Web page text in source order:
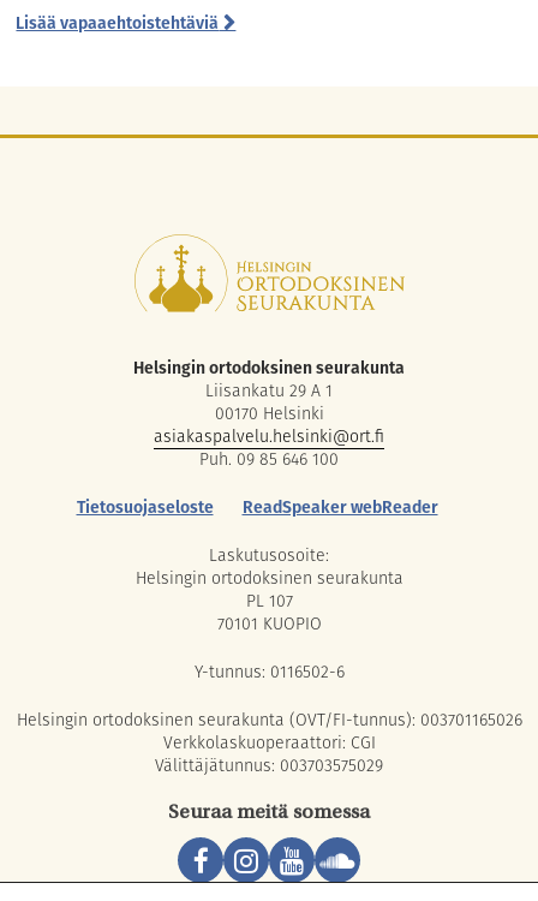
Lisää vapaaehtoistehtäviä
Helsingin ortodoksinen seurakunta
Liisankatu 29 A 1
00170 Helsinki
asiakaspalvelu.helsinki@ort.fi
Puh. 09 85 646 100
Tietosuojaseloste
ReadSpeaker webReader
Laskutusosoite:
Helsingin ortodoksinen seurakunta
PL 107
70101 KUOPIO
Y-tunnus: 0116502-6
Helsingin ortodoksinen seurakunta (OVT/FI-tunnus): 003701165026
Verkkolaskuoperaattori: CGI
Välittäjätunnus: 003703575029
Seuraa meitä somessa